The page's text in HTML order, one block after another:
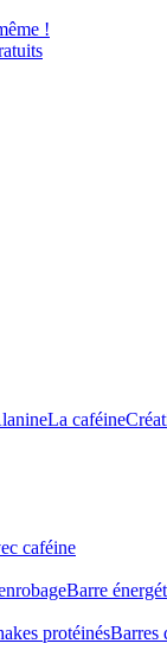
!
La caféine
caféine
Barre
protéinésBarres